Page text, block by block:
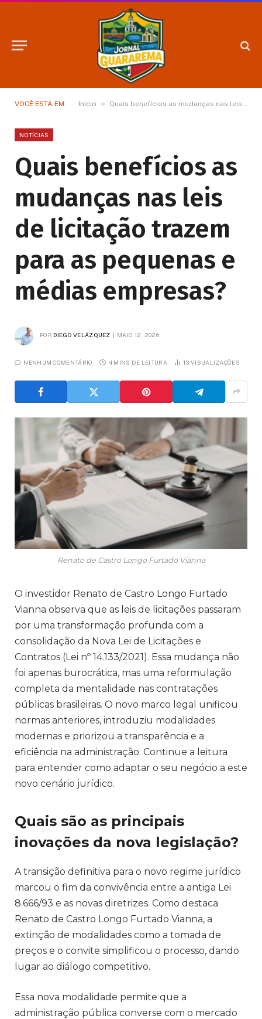
VOCÊ ESTÁ EM: Início » Quais benefícios as mudanças nas leis de licitação trazem para as pequenas e médias empresas?
NOTÍCIAS
Quais benefícios as
mudanças nas leis
de licitação trazem
para as pequenas e
médias empresas?
POR DIEGO VELÁZQUEZ MAIO 12, 2026
NENHUM COMENTÁRIO 4 MINS DE LEITURA 13VISUALIZAÇÕES
Renato de Castro Longo Furtado Vianna
O investidor Renato de Castro Longo Furtado
Vianna observa que as leis de licitações passaram
por uma transformação profunda com a
consolidação da Nova Lei de Licitações e
Contratos (Lei nº 14.133/2021). Essa mudança não
foi apenas burocrática, mas uma reformulação
completa da mentalidade nas contratações
públicas brasileiras. O novo marco legal unificou
normas anteriores, introduziu modalidades
modernas e priorizou a transparência e a
eficiência na administração. Continue a leitura
para entender como adaptar o seu negócio a este
novo cenário jurídico.
Quais são as principais
inovações da nova legislação?
A transição definitiva para o novo regime jurídico
marcou o fim da convivência entre a antiga Lei
8.666/93 e as novas diretrizes. Como destaca
Renato de Castro Longo Furtado Vianna, a
extinção de modalidades como a tomada de
preços e o convite simplificou o processo, dando
lugar ao diálogo competitivo.
Essa nova modalidade permite que a
administração pública converse com o mercado